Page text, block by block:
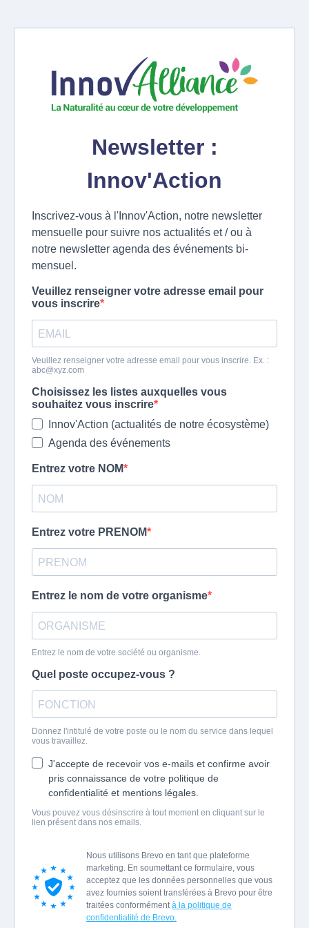
Newsletter :
Innov'Action
Inscrivez-vous à l'Innov'Action, notre newsletter
mensuelle pour suivre nos actualités et / ou à
notre newsletter agenda des événements bi-
mensuel.
Veuillez renseigner votre adresse email pour
vous inscrire
Veuillez renseigner votre adresse email pour vous inscrire. Ex. :
abc@xyz.com
Choisissez les listes auxquelles vous
souhaitez vous inscrire
Innov'Action (actualités de notre écosystème)
Agenda des événements
Entrez votre NOM
Entrez votre PRENOM
Entrez le nom de votre organisme
Entrez le nom de votre société ou organisme.
Quel poste occupez-vous ?
Donnez l'intitulé de votre poste ou le nom du service dans lequel
vous travaillez.
J'accepte de recevoir vos e-mails et confirme avoir
pris connaissance de votre politique de
confidentialité et mentions légales.
Vous pouvez vous désinscrire à tout moment en cliquant sur le
lien présent dans nos emails.
Nous utilisons Brevo en tant que plateforme
marketing. En soumettant ce formulaire, vous
acceptez que les données personnelles que vous
avez fournies soient transférées à Brevo pour être
traitées conformémentà la politique de
confidentialité de Brevo.